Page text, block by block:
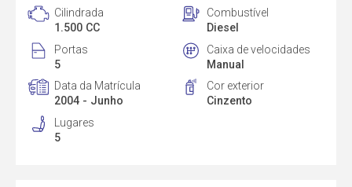
Cilindrada
1.500 CC
Combustível
Diesel
Portas
5
Caixa de velocidades
Manual
Data da Matrícula
2004 - Junho
Cor exterior
Cinzento
Lugares
5